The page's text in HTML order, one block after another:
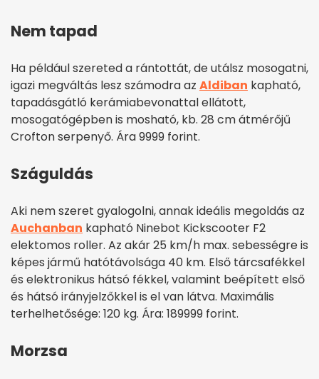
Nem tapad
Ha például szereted a rántottát, de utálsz mosogatni,
igazi megváltás lesz számodra az Aldiban kapható,
tapadásgátló kerámiabevonattal ellátott,
mosogatógépben is mosható, kb. 28 cm átmérőjű
Crofton serpenyő. Ára 9999 forint.
Száguldás
Aki nem szeret gyalogolni, annak ideális megoldás az
Auchanban kapható Ninebot Kickscooter F2
elektomos roller. Az akár 25 km/h max. sebességre is
képes jármű hatótávolsága 40 km. Első tárcsafékkel
és elektronikus hátsó fékkel, valamint beépített első
és hátsó irányjelzőkkel is el van látva. Maximális
terhelhetősége: 120 kg. Ára: 189999 forint.
Morzsa